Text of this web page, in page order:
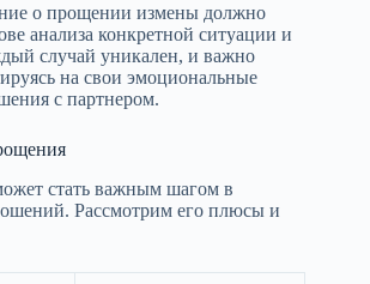
о прощении измены должно
анализа конкретной ситуации и
случай уникален, и важно
на свои эмоциональные
с партнером.
стать важным шагом в
Рассмотрим его плюсы и